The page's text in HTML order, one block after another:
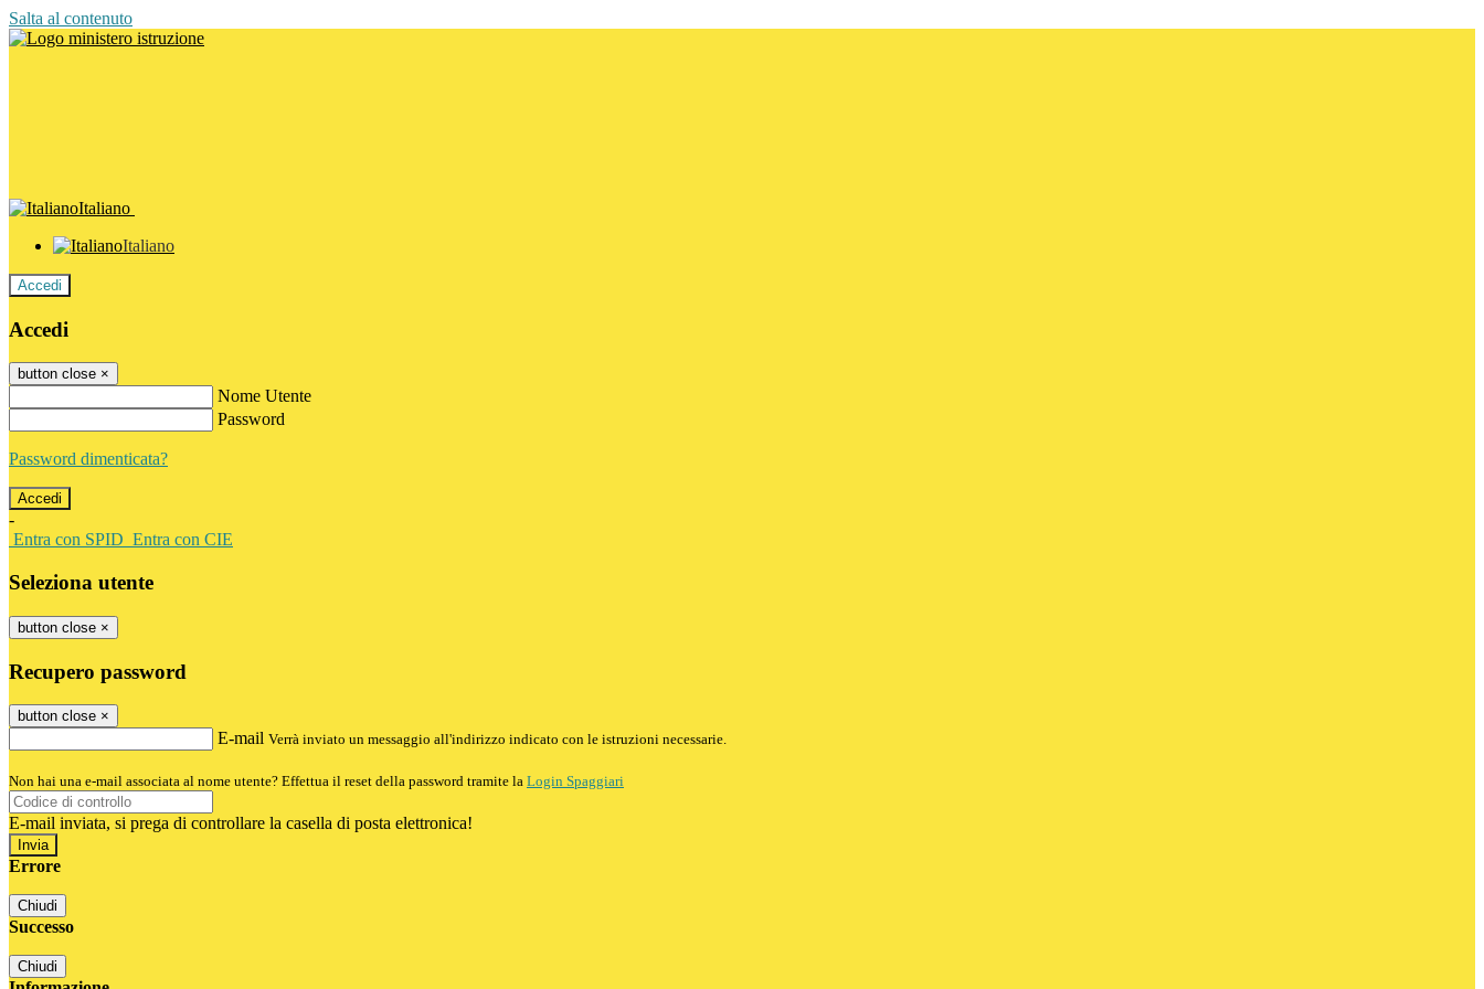
Salta al contenuto
Italiano
Italiano
Accedi
Accedi
button close ×
Nome Utente
Password
Password dimenticata?
-
Entra con SPID Entra con CIE
Seleziona utente
button close ×
Recupero password
button close ×
E-mail Verrà inviato un messaggio all'indirizzo indicato con le istruzioni necessarie.
Non hai una e-mail associata al nome utente? Effettua il reset della password tramite la Login Spaggiari
E-mail inviata, si prega di controllare la casella di posta elettronica!
Errore
Chiudi
Successo
Chiudi